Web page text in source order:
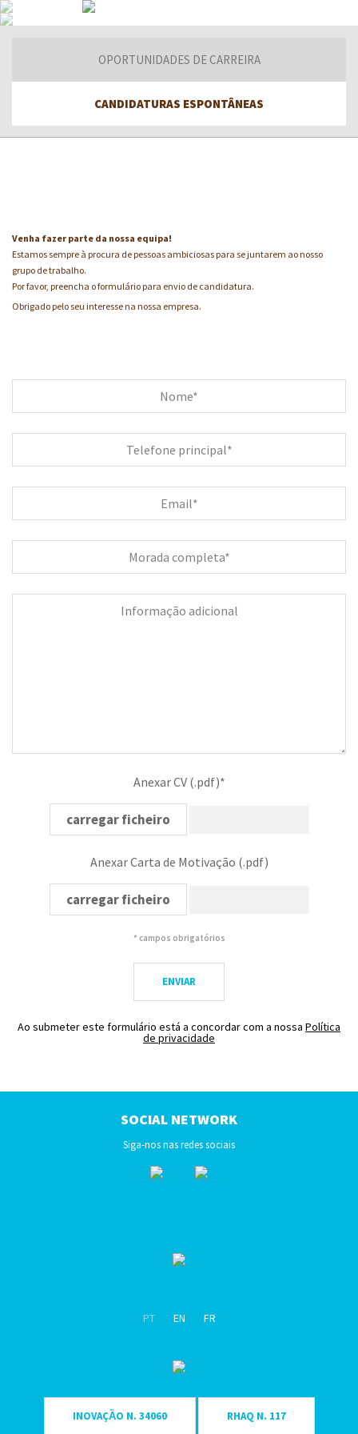
OPORTUNIDADES DE CARREIRA
CANDIDATURAS ESPONTÂNEAS
Venha fazer parte da nossa equipa!
Estamos sempre à procura de pessoas ambiciosas para se juntarem ao nosso
grupo de trabalho.
Por favor, preencha o formulário para envio de candidatura.
Obrigado pelo seu interesse na nossa empresa.
Anexar CV (.pdf)*
carregar ficheiro
Anexar Carta de Motivação (.pdf)
carregar ficheiro
* campos obrigatórios
ENVIAR
Ao submeter este formulário está a concordar com a nossa Política
de privacidade
SOCIAL NETWORK
Siga-nos nas redes sociais
PT EN FR
INOVAÇȀO N. 34060 RHAQ N. 117